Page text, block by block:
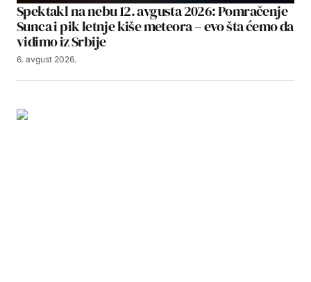
Spektakl na nebu 12. avgusta 2026: Pomračenje
Sunca i pik letnje kiše meteora – evo šta ćemo da
vidimo iz Srbije
6. avgust 2026.